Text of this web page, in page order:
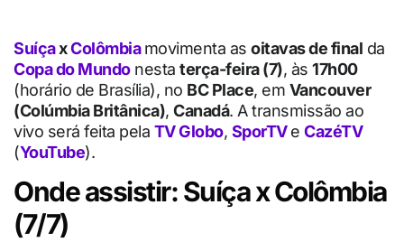
SuíçaxColômbiamovimenta as oitavas de final da
Copa do Mundonesta terça-feira (7), às 17h00
(horário de Brasília), no BC Place, em Vancouver
(Colúmbia Britânica), Canadá. A transmissão ao
vivo será feita pela TV Globo, SporTVe CazéTV
(YouTube).
Onde assistir: Suíça x Colômbia
(7/7)